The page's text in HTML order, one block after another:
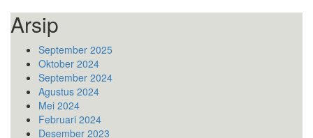
Arsip
September 2025
Oktober 2024
September 2024
Agustus 2024
Mei 2024
Februari 2024
Desember 2023